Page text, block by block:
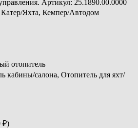
Артикул: 25.1890.00.0000
Катер/Яхта, Кемпер/Автодом
отопитель
кабины/салона, Отопитель для яхт/
₽)